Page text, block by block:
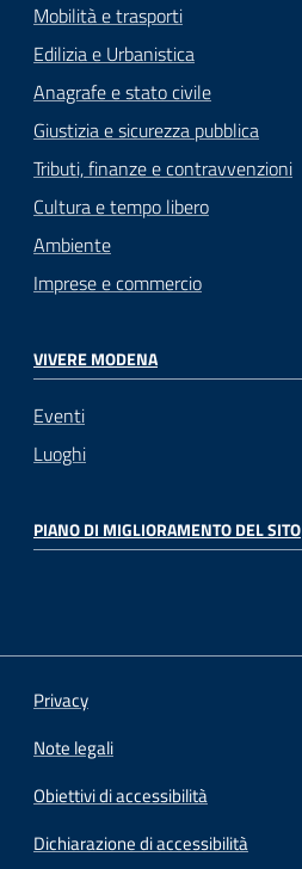
Mobilità e trasporti
Edilizia e Urbanistica
Anagrafe e stato civile
Giustizia e sicurezza pubblica
Tributi, finanze e contravvenzioni
Cultura e tempo libero
Ambiente
Imprese e commercio
VIVERE MODENA
Eventi
Luoghi
PIANO DI MIGLIORAMENTO DEL SITO
Privacy
Note legali
Obiettivi di accessibilità
Dichiarazione di accessibilità